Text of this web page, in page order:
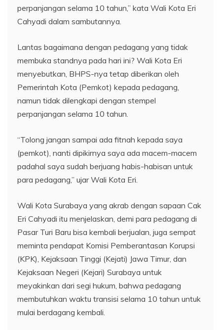
perpanjangan selama 10 tahun,” kata Wali Kota Eri
Cahyadi dalam sambutannya.
Lantas bagaimana dengan pedagang yang tidak
membuka standnya pada hari ini? Wali Kota Eri
menyebutkan, BHPS-nya tetap diberikan oleh
Pemerintah Kota (Pemkot) kepada pedagang,
namun tidak dilengkapi dengan stempel
perpanjangan selama 10 tahun.
“Tolong jangan sampai ada fitnah kepada saya
(pemkot), nanti dipikirnya saya ada macem-macem
padahal saya sudah berjuang habis-habisan untuk
para pedagang,” ujar Wali Kota Eri.
Wali Kota Surabaya yang akrab dengan sapaan Cak
Eri Cahyadi itu menjelaskan, demi para pedagang di
Pasar Turi Baru bisa kembali berjualan, juga sempat
meminta pendapat Komisi Pemberantasan Korupsi
(KPK), Kejaksaan Tinggi (Kejati) Jawa Timur, dan
Kejaksaan Negeri (Kejari) Surabaya untuk
meyakinkan dari segi hukum, bahwa pedagang
membutuhkan waktu transisi selama 10 tahun untuk
mulai berdagang kembali.